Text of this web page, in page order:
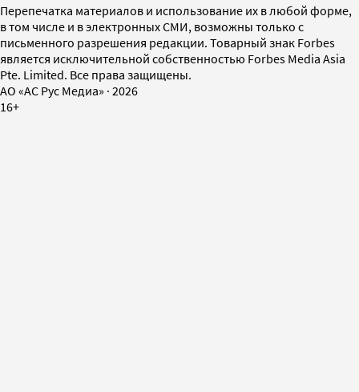
Перепечатка материалов и использование их в любой форме,
в том числе и в электронных СМИ, возможны только с
письменного разрешения редакции. Товарный знак Forbes
является исключительной собственностью Forbes Media Asia
Pte. Limited. Все права защищены.
AO «АС Рус Медиа» · 2026
16+